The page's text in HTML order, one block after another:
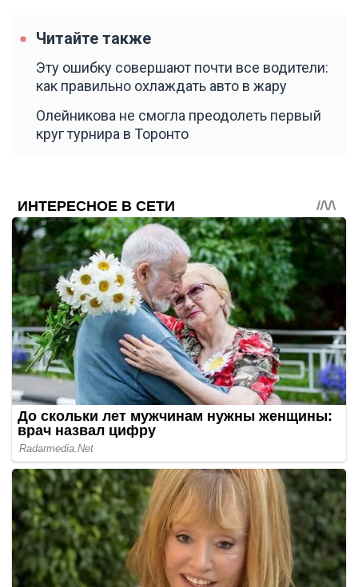
Читайте также
Эту ошибку совершают почти все водители:
как правильно охлаждать авто в жару
Олейникова не смогла преодолеть первый
круг турнира в Торонто